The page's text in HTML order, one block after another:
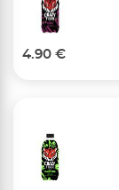
4.90 €